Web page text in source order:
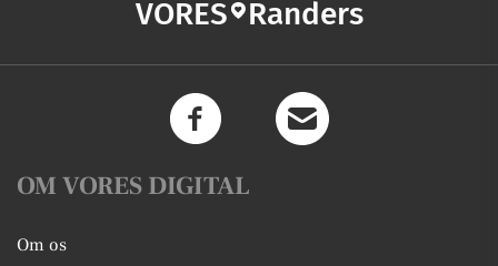
VORES Randers
OM VORES DIGITAL
Om os